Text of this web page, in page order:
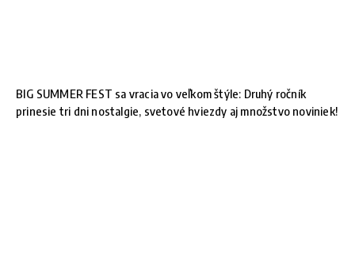
BIG SUMMER FEST sa vracia vo veľkom štýle: Druhý ročník
prinesie tri dni nostalgie, svetové hviezdy aj množstvo noviniek!